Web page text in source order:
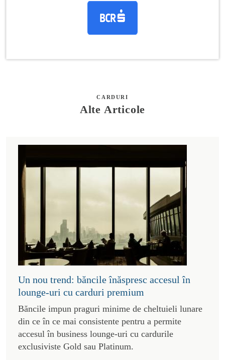
CARDURI
Alte Articole
Un nou trend: băncile înăspresc accesul în
lounge-uri cu carduri premium
Băncile impun praguri minime de cheltuieli lunare
din ce în ce mai consistente pentru a permite
accesul în business lounge-uri cu cardurile
exclusiviste Gold sau Platinum.